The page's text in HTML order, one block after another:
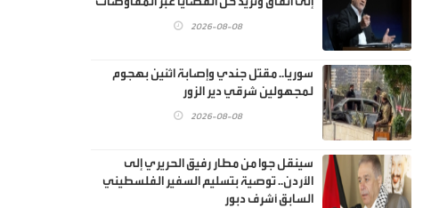
2026-08-08
سوريا.. مقتل جندي وإصابة اثنين بهجوم
لمجهولين شرقي دير الزور
2026-08-08
سينقل جوا من مطار رفيق الحريري إلى
الأردن.. توصية بتسليم السفير الفلسطيني
السابق أشرف دبور